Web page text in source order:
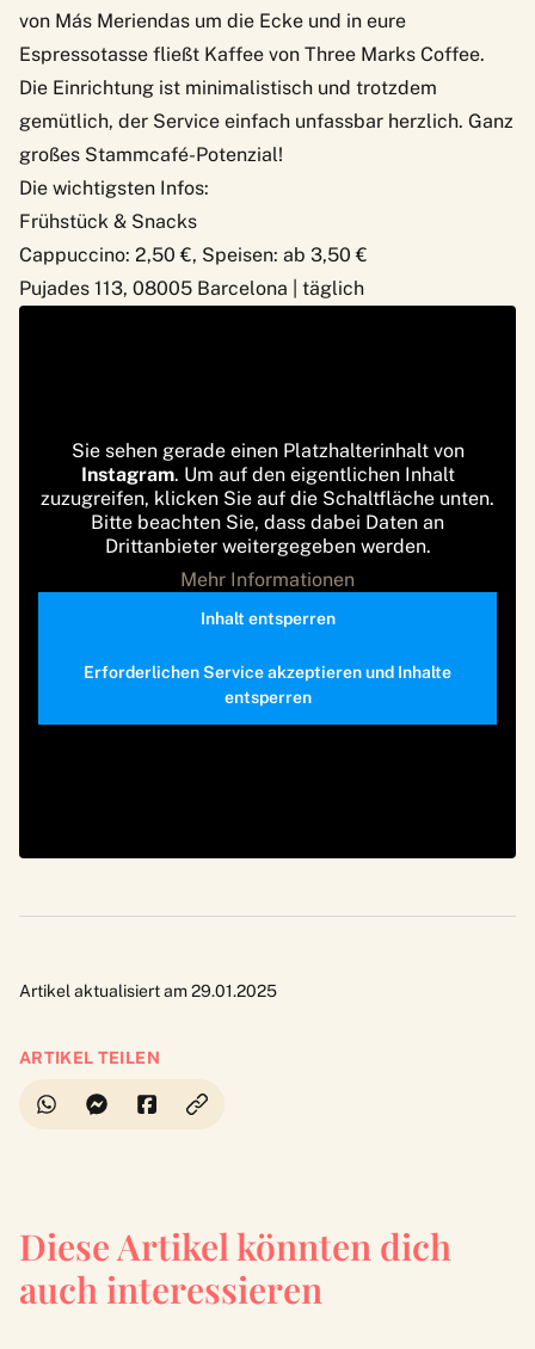
von Más Meriendas um die Ecke und in eure
Espressotasse fließt Kaffee von Three Marks Coffee.
Die Einrichtung ist minimalistisch und trotzdem
gemütlich, der Service einfach unfassbar herzlich. Ganz
großes Stammcafé-Potenzial!
Die wichtigsten Infos:
Frühstück & Snacks
Cappuccino: 2,50 €, Speisen: ab 3,50 €
Pujades 113, 08005 Barcelona | täglich
Sie sehen gerade einen Platzhalterinhalt von
Instagram. Um auf den eigentlichen Inhalt
zuzugreifen, klicken Sie auf die Schaltfläche unten.
Bitte beachten Sie, dass dabei Daten an
Drittanbieter weitergegeben werden.
Mehr Informationen
Inhalt entsperren
Erforderlichen Service akzeptieren und Inhalte
entsperren
Artikel aktualisiert am 29.01.2025
ARTIKEL TEILEN
Diese Artikel könnten dich
auch interessieren